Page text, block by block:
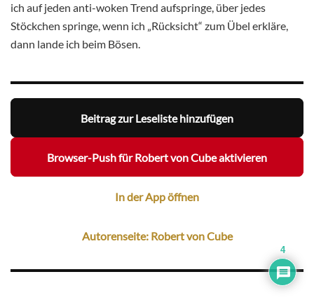
ich auf jeden anti-woken Trend aufspringe, über jedes
Stöckchen springe, wenn ich „Rücksicht“ zum Übel erkläre,
dann lande ich beim Bösen.
Beitrag zur Leseliste hinzufügen
Browser-Push für Robert von Cube aktivieren
In der App öffnen
Autorenseite: Robert von Cube
4